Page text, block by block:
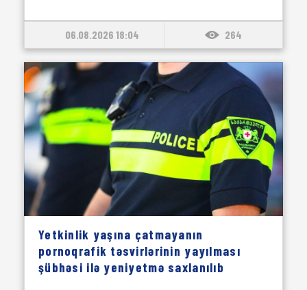
06.08.2026 18:04 264
Yetkinlik yaşına çatmayanın
pornoqrafik təsvirlərinin yayılması
şübhəsi ilə yeniyetmə saxlanılıb